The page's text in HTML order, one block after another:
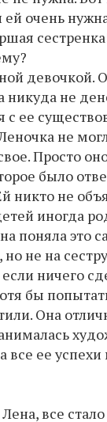
очень
девочкой.
никуда не
с ее
не
Просто
было
никто не
иногда
поняла это
не на
ничего
бы
Она
все ее
все